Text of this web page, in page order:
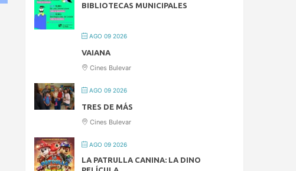
BIBLIOTECAS MUNICIPALES
AGO 09 2026
VAIANA
Cines Bulevar
AGO 09 2026
TRES DE MÁS
Cines Bulevar
AGO 09 2026
LA PATRULLA CANINA: LA DINO